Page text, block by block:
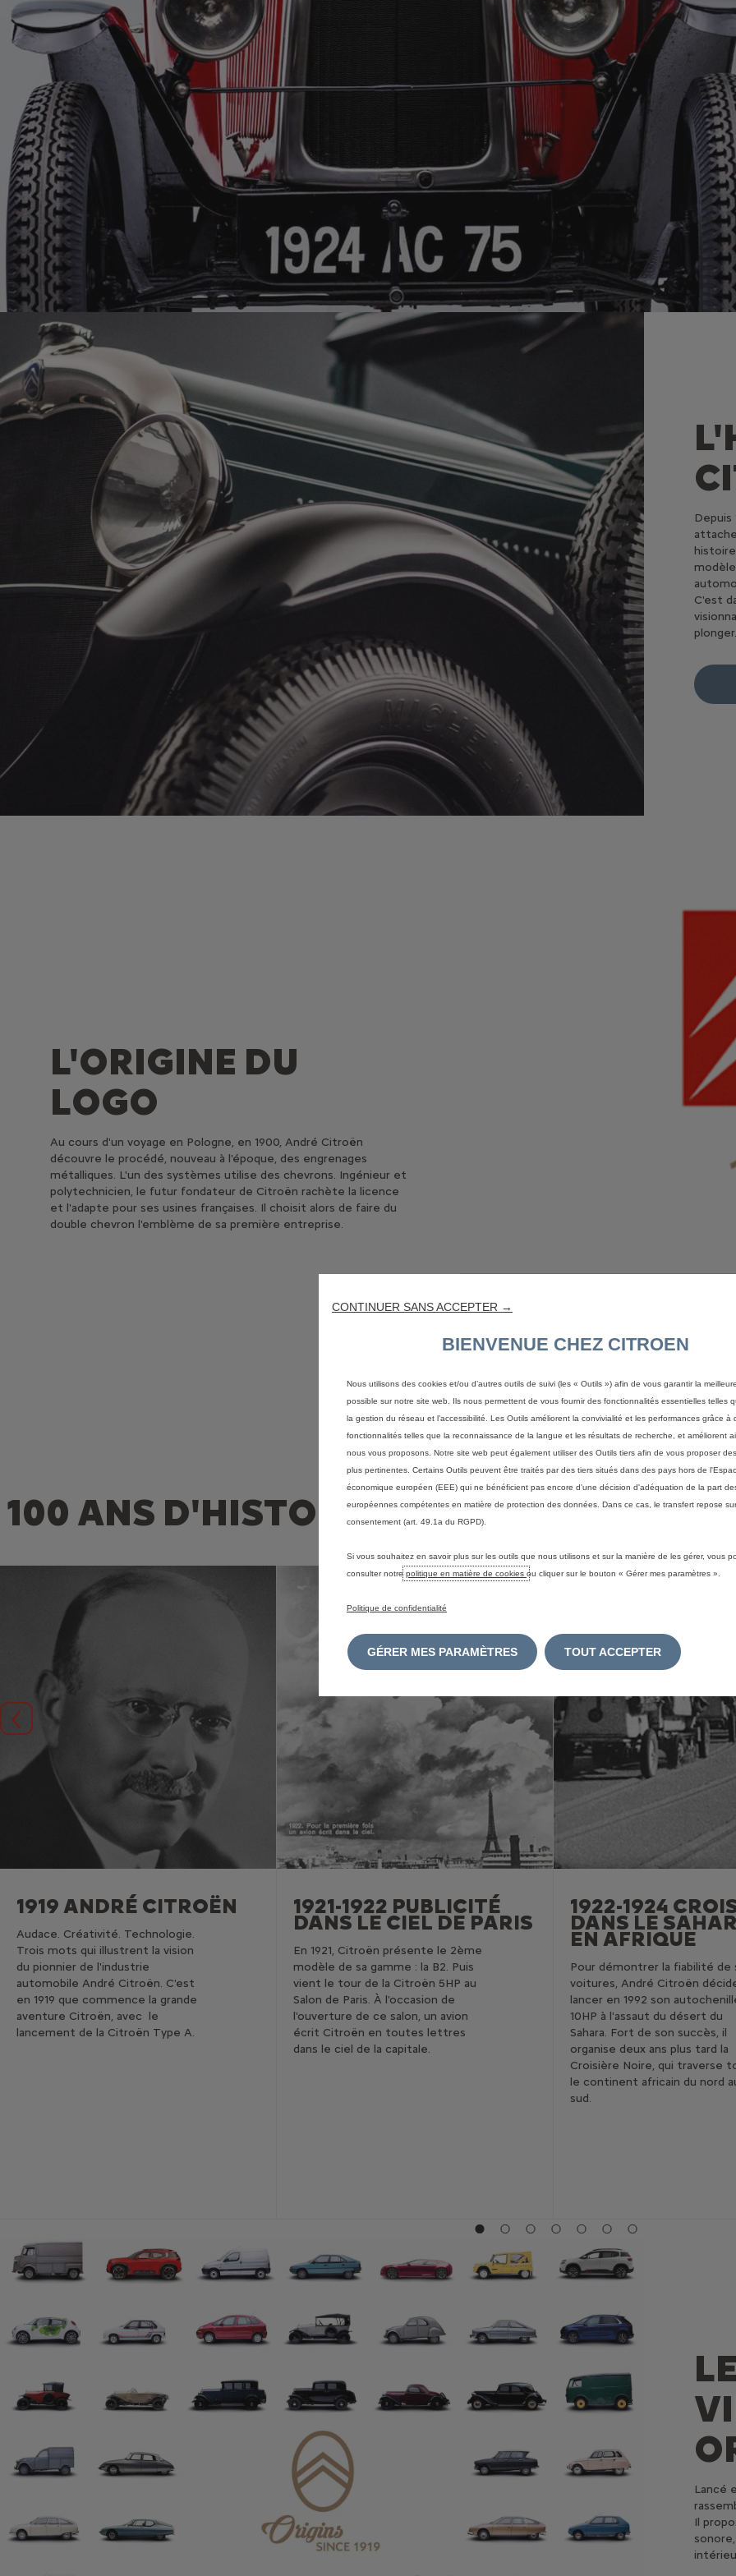
Depuis
C'est
plonger.
L'ORIGINE DU
LOGO
Au cours d'un voyage en Pologne, en 1900, André Citroën
découvre le procédé, nouveau à l'époque, des engrenages
métalliques. L'un des systèmes utilise des chevrons. Ingénieur et
polytechnicien, le futur fondateur de Citroën rachète la licence
et l'adapte pour ses usines françaises. Il choisit alors de faire du
double chevron l'emblème de sa première entreprise.
100 ANS D'HISTOIRE
Précédent
1919 ANDRÉ CITROËN
Audace. Créativité. Technologie.
Trois mots qui illustrent la vision
du pionnier de l'industrie
automobile André Citroën. C'est
en 1919 que commence la grande
aventure Citroën, avec le
lancement de la Citroën Type A.
1921-1922 PUBLICITÉ
DANS LE CIEL DE PARIS
En 1921, Citroën présente le 2ème
modèle de sa gamme : la B2. Puis
vient le tour de la Citroën 5HP au
Salon de Paris. À l'occasion de
l'ouverture de ce salon, un avion
écrit Citroën en toutes lettres
dans le ciel de la capitale.
1922-1924
DANS LE
EN AFRIQUE
Pour démontrer la fiabilité de
voitures, André Citroën
lancer en 1992 son
10HP à l'assaut du désert du
Sahara. Fort de son succès, il
organise deux ans plus tard la
Croisière Noire, qui traverse
le continent africain du nord
sud.
Lancé
Il
CONTINUER SANS ACCEPTER →
BIENVENUE CHEZ CITROEN
Nous utilisons des cookies et/ou d’autres outils de suivi (les « Outils ») afin de vous garantir la
possible sur notre site web. Ils nous permettent de vous fournir des fonctionnalités essentielles telles
la gestion du réseau et l’accessibilité. Les Outils améliorent la convivialité et les performances grâce à
fonctionnalités telles que la reconnaissance de la langue et les résultats de recherche, et améliorent
nous vous proposons. Notre site web peut également utiliser des Outils tiers afin de vous proposer
plus pertinentes. Certains Outils peuvent être traités par des tiers situés dans des pays hors de
économique européen (EEE) qui ne bénéficient pas encore d'une décision d'adéquation de la part
européennes compétentes en matière de protection des données. Dans ce cas, le transfert repose
consentement (art. 49.1a du RGPD).
Si vous souhaitez en savoir plus sur les outils que nous utilisons et sur la manière de les gérer, vous
consulter notre politique en matière de cookies ou cliquer sur le bouton « Gérer mes paramètres ».
Politique de confidentialité
GÉRER MES PARAMÈTRES TOUT ACCEPTER